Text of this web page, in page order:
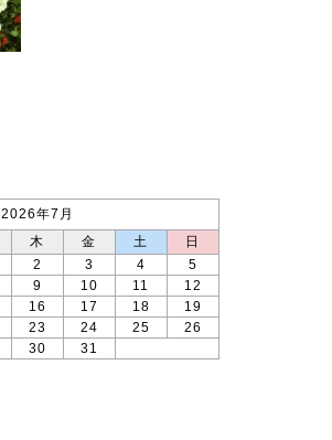
2026年7月
木 金 土
日
2 3 4
5
9 10 11
12
16 17 18
19
23 24 25
26
30 31